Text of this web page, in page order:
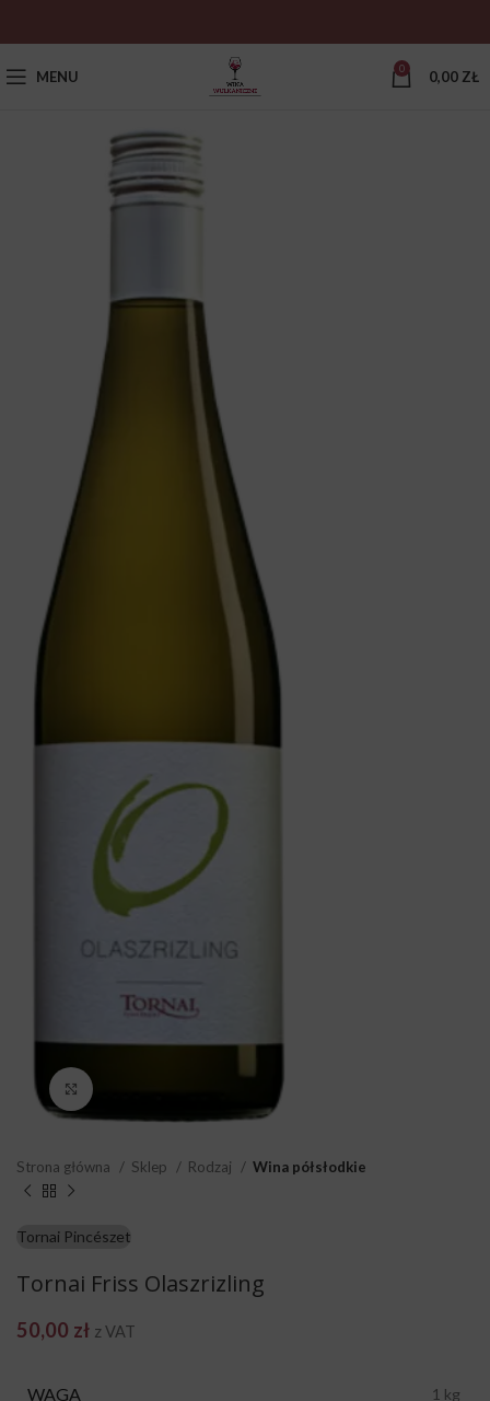
MENU 0 0,00 ZŁ
Strona główna Sklep Rodzaj Wina półsłodkie
Tornai Pincészet
Tornai Friss Olaszrizling
50,00 zł z VAT
WAGA 1 kg